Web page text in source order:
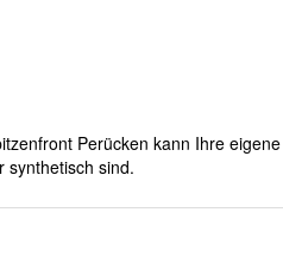
Perücken kann Ihre
synthetisch sind.